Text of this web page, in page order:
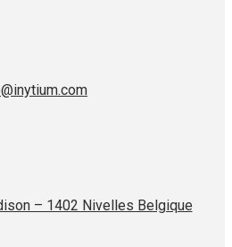
– 1402 Nivelles Belgique